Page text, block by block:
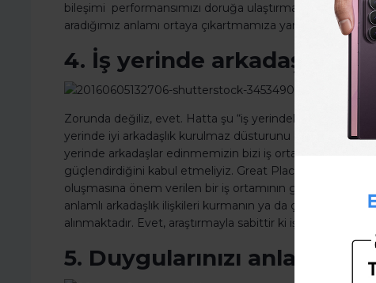
bileşimi performansımızı doruğa ulaştırmamızı
aradığımız anlamı ortaya çıkartmamıza yardımcı oluyor.
4. İş yerinde arkadaşlıklar
Zorunda değiliz, evet. Hatta şu “iş yerindeki
yerinde iyi arkadaşlık kurulmaz düsturunu belledik. Fakat
yerinde arkadaşlar edinmemizin bizi iş ortamına daha
güçlendirdiğini kabul etmeliyiz. Great Places to Work
oluşmasına önem verilen bir iş ortamının gelir
anlamlı arkadaşlık ilişkileri kurmanın ya da
alınmaktadır. Evet, araştırmayla sabittir ki iş yeri
5. Duygularınızı